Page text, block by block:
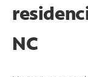
NC